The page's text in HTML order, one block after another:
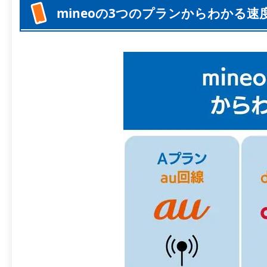
mineoの3つのプランからわかる速